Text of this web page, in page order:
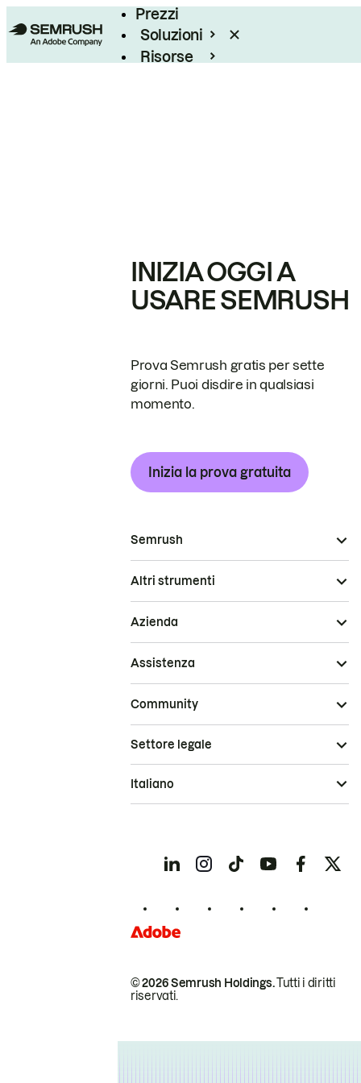
Prezzi
Soluzioni
Risorse
INIZIA OGGI A
USARE SEMRUSH
Prova Semrush gratis per sette
giorni. Puoi disdire in qualsiasi
momento.
Inizia la prova gratuita
Semrush
Altri strumenti
Azienda
Assistenza
Community
© 2026 Semrush Holdings.Tutti i diritti
riservati.
Settore legale
Italiano